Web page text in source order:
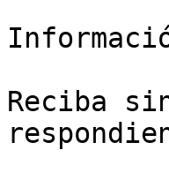
Reciba